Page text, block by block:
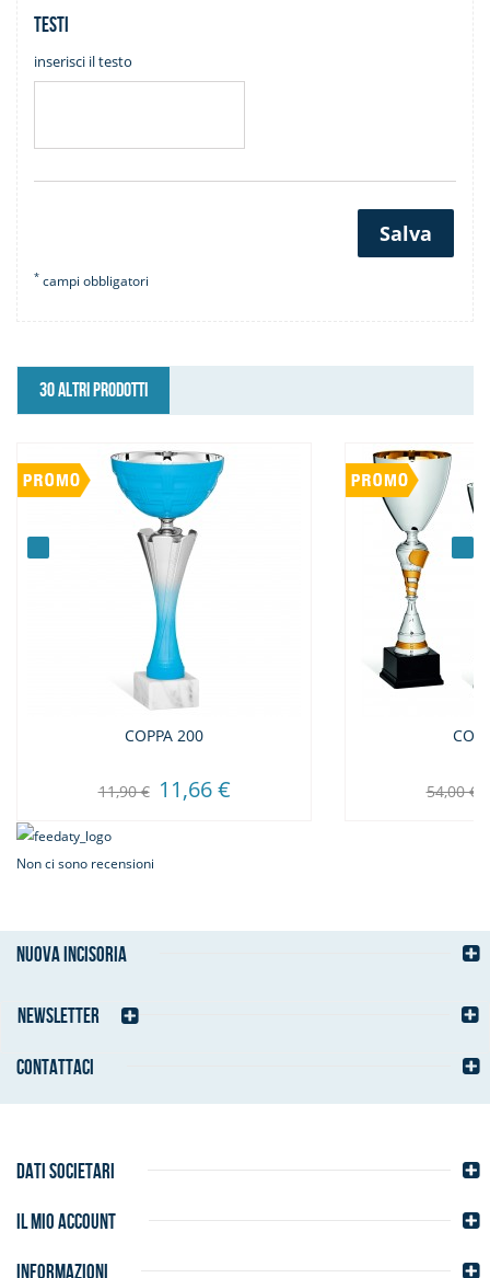
Testi
inserisci il testo
Salva
* campi obbligatori
30 ALTRI PRODOTTI
COPPA 200
11,90 € 11,66 € 54,00 €
Non ci sono recensioni
NUOVA INCISORIA
NEWSLETTER
CONTATTACI
DATI SOCIETARI
IL MIO ACCOUNT